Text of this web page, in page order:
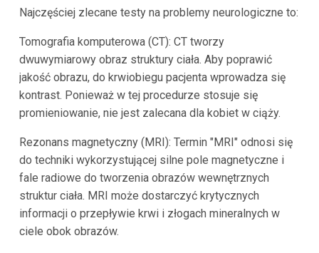
Najczęściej zlecane testy na problemy neurologiczne to:
Tomografia komputerowa (CT): CT tworzy
dwuwymiarowy obraz struktury ciała. Aby poprawić
jakość obrazu, do krwiobiegu pacjenta wprowadza się
kontrast. Ponieważ w tej procedurze stosuje się
promieniowanie, nie jest zalecana dla kobiet w ciąży.
Rezonans magnetyczny (MRI): Termin "MRI" odnosi się
do techniki wykorzystującej silne pole magnetyczne i
fale radiowe do tworzenia obrazów wewnętrznych
struktur ciała. MRI może dostarczyć krytycznych
informacji o przepływie krwi i złogach mineralnych w
ciele obok obrazów.